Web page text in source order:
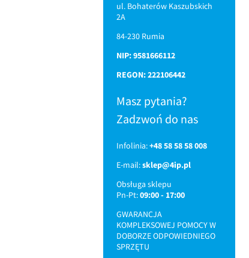
ul. Bohaterów Kaszubskich
2A
84-230 Rumia
NIP: 9581666112
REGON: 222106442
Masz pytania?
Zadzwoń do nas
Infolinia:+48 58 58 58 008
E-mail:sklep@4ip.pl
Obsługa sklepu
Pn-Pt:09:00 - 17:00
GWARANCJA
KOMPLEKSOWEJ POMOCY W
DOBORZE ODPOWIEDNIEGO
SPRZĘTU